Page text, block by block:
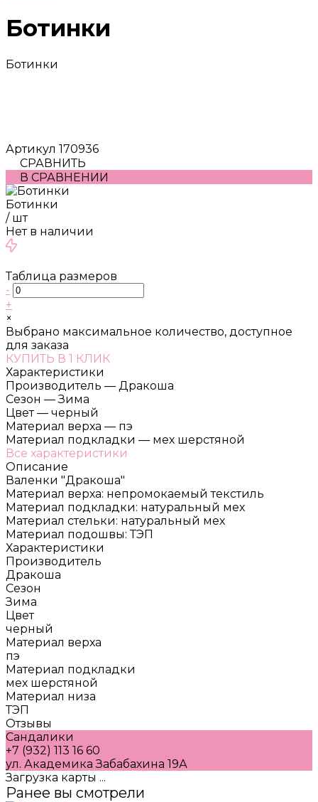
Ботинки
Ботинки
Артикул 170936
СРАВНИТЬ
В СРАВНЕНИИ
Ботинки
/ шт
Нет в наличии
Таблица размеров
-
+
×
Выбрано максимальное количество, доступное
для заказа
КУПИТЬ В 1 КЛИК
Характеристики
Производитель — Дракоша
Сезон — Зима
Цвет — черный
Материал верха — пэ
Материал подкладки — мех шерстяной
Все характеристики
Описание
Валенки "Дракоша"
Материал верха: непромокаемый текстиль
Материал подкладки: натуральный мех
Материал стельки: натуральный мех
Материал подошвы: ТЭП
Характеристики
Производитель
Дракоша
Сезон
Зима
Цвет
черный
Материал верха
пэ
Материал подкладки
мех шерстяной
Материал низа
ТЭП
Отзывы
Сандалики
+7 (932) 113 16 60
ул. Академика Забабахина 19А
Загрузка карты ...
Ранее вы смотрели